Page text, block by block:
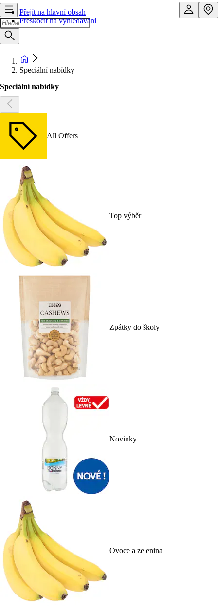
Přejít na hlavní obsah
Přeskočit na vyhledávání
Speciální nabídky
Speciální nabídky
All Offers
Top výběr
Zpátky do školy
Novinky
Ovoce a zelenina